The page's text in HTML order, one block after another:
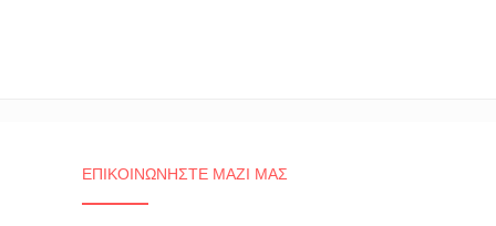
ΕΠΙΚΟΙΝΩΝΉΣΤΕ ΜΑΖΊ ΜΑΣ